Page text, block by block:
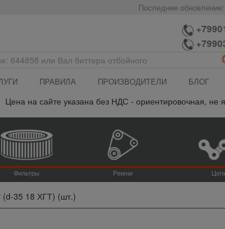
Последнее
ПРАВИЛА ПРОИЗВОДИТЕЛИ БЛОГ
на сайте указана без НДС - ориентировочная, не
Фильтры Ремни
(d-35 18 ХГТ) (шт.)